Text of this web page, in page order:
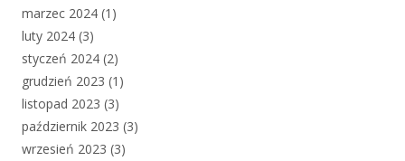
marzec 2024 (1)
luty 2024 (3)
styczeń 2024 (2)
grudzień 2023 (1)
listopad 2023 (3)
październik 2023 (3)
wrzesień 2023 (3)